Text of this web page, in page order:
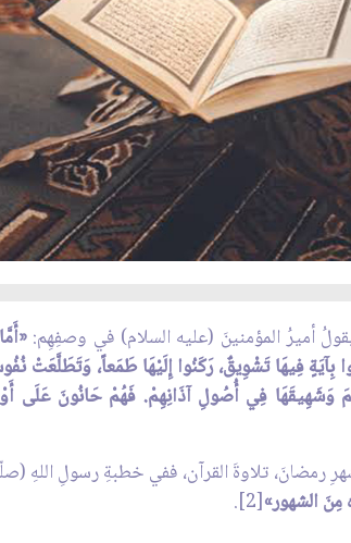
أميرُ المؤمنينَ (عليه السلام) في وصفِهِم:
بِآيَةٍ فِيهَا تَشْوِيقٌ، رَكَنُوا إِلَيْهَا طَمَعاً، وَتَطَلَّعَتْ
وَشَهِيقَهَا فِي أُصُولِ آذَانِهِمْ. فَهُمْ حَانُونَ عَلَى
رمضانَ، تلاوةَ القرآن، ففي خطبةِ رسولِ اللهِ
الشهور»[2].